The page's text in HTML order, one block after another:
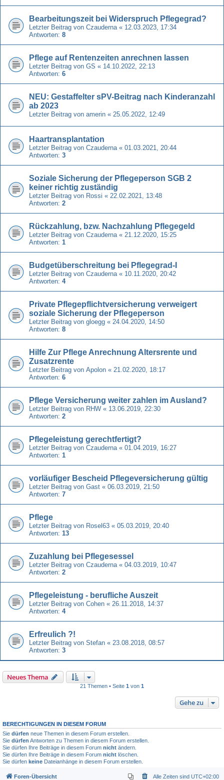
Bearbeitungszeit bei Widerspruch Pflegegrad?
Letzter Beitrag von Czauderna « 12.03.2023, 17:34
Antworten: 8
Pflege auf Rentenzeiten anrechnen lassen
Letzter Beitrag von GS « 14.10.2022, 22:13
Antworten: 6
NEU: Gestaffelter sPV-Beitrag nach Kinderanzahl
ab 2023
Letzter Beitrag von amerin « 25.05.2022, 12:49
Haartransplantation
Letzter Beitrag von Czauderna « 01.03.2021, 20:44
Antworten: 3
Soziale Sicherung der Pflegeperson SGB 2
keiner richtig zuständig
Letzter Beitrag von Rossi « 22.02.2021, 13:48
Antworten: 2
Rückzahlung, bzw. Nachzahlung Pflegegeld
Letzter Beitrag von Czauderna « 21.12.2020, 15:25
Antworten: 1
Budgetüberschreitung bei Pflegegrad-I
Letzter Beitrag von Czauderna « 10.11.2020, 20:42
Antworten: 4
Private Pflegepflichtversicherung verweigert
soziale Sicherung der Pflegeperson
Letzter Beitrag von gloegg « 24.04.2020, 14:50
Antworten: 8
Hilfe Zur Pflege Anrechnung Altersrente und
Zusatzrente
Letzter Beitrag von Apolon « 21.02.2020, 18:17
Antworten: 6
Pflege Versicherung weiter zahlen im Ausland?
Letzter Beitrag von RHW « 13.06.2019, 22:30
Antworten: 2
Pflegeleistung gerechtfertigt?
Letzter Beitrag von Czauderna « 01.04.2019, 16:27
Antworten: 1
vorläufiger Bescheid Pflegeversicherung gültig
Letzter Beitrag von Gast « 06.03.2019, 21:50
Antworten: 7
Pflege
Letzter Beitrag von Rosel63 « 05.03.2019, 20:40
Antworten: 13
Zuzahlung bei Pflegesessel
Letzter Beitrag von Czauderna « 04.03.2019, 10:47
Antworten: 2
Pflegeleistung - berufliche Auszeit
Letzter Beitrag von Cohen « 26.11.2018, 14:37
Antworten: 4
Erfreulich ?!
Letzter Beitrag von Stefan « 23.08.2018, 08:57
Antworten: 3
Neues Thema
21 Themen • Seite 1 von 1
Gehe zu
BERECHTIGUNGEN IN DIESEM FORUM
Sie dürfen neue Themen in diesem Forum erstellen.
Sie dürfen Antworten zu Themen in diesem Forum erstellen.
Sie dürfen Ihre Beiträge in diesem Forum nicht ändern.
Sie dürfen Ihre Beiträge in diesem Forum nicht löschen.
Sie dürfen keine Dateianhänge in diesem Forum erstellen.
Foren-Übersicht Alle Zeiten sind UTC+02:00